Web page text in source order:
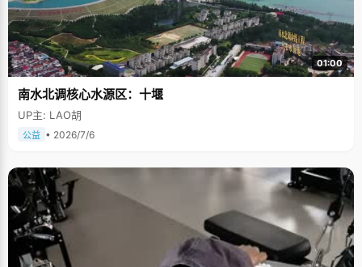
01:00
南水北调核心水源区：十堰
UP主: LAO胡
公益 • 2026/7/6